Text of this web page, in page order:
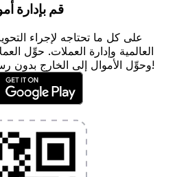
قم بإدارة
العالمية وإدارة العملات. حوِّل
وحوِّل الأموال إلى الخارج بدون رسوم خفية. قم بالتحميل اليوم!